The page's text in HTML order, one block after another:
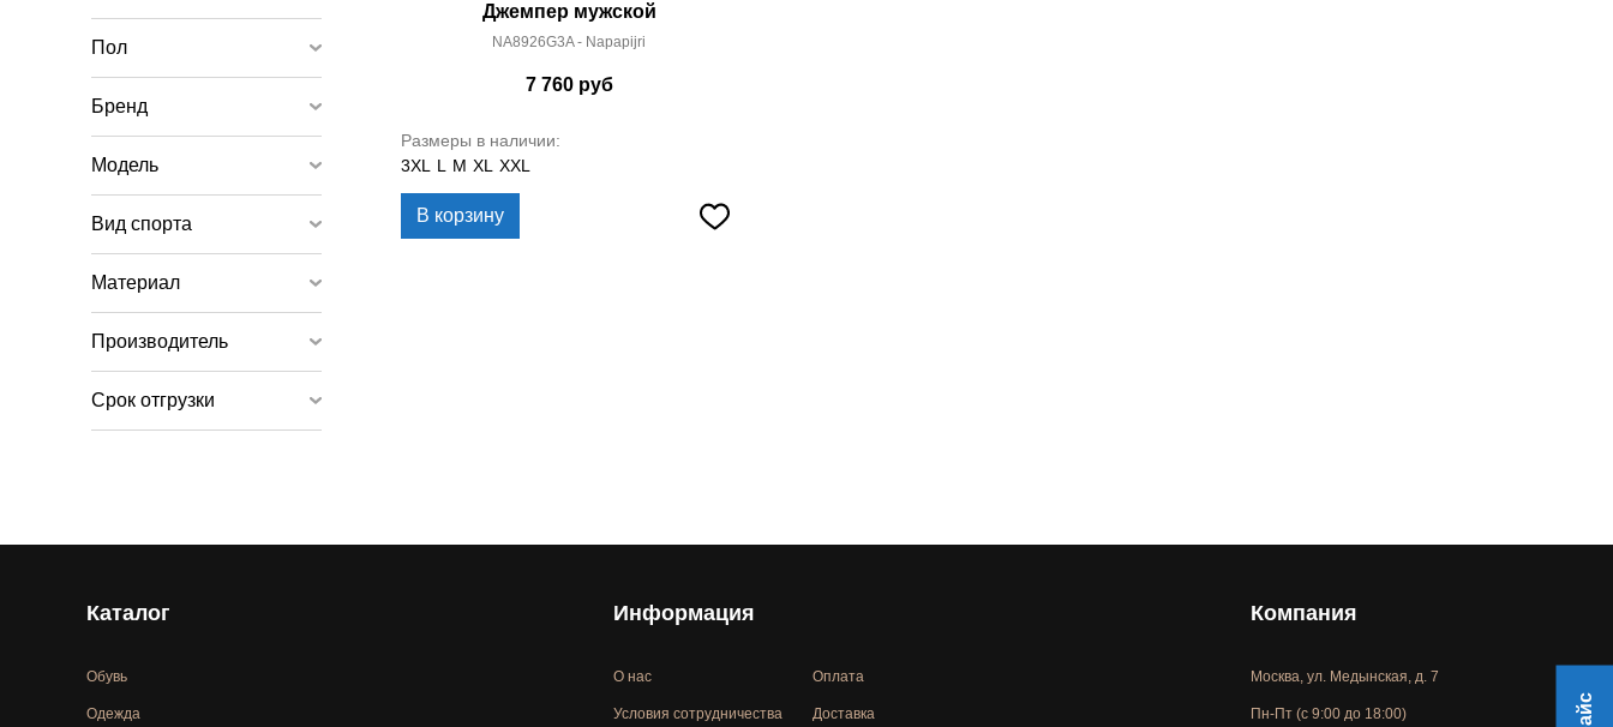
Пол
Бренд
Модель
Вид спорта
Материал
Производитель
Срок отгрузки
Джемпер мужской
NA8926G3A - Napapijri
7 760руб
Размеры в наличии:
3XL
L M XL XXL
В корзину
Каталог
Обувь
Одежда
Информация
О нас
Условия сотрудничества
Оплата
Доставка
Компания
Москва, ул. Медынская, д. 7
Пн-Пт (с 9:00 до 18:00)